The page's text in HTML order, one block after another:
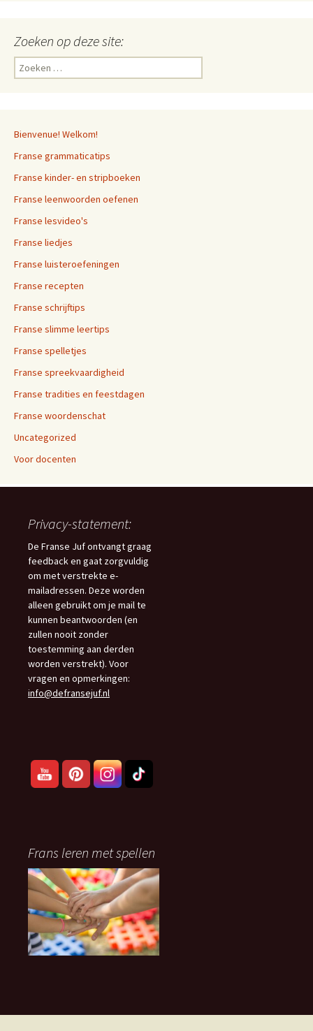
Zoeken op deze site:
Zoeken
naar:
Bienvenue! Welkom!
Franse grammaticatips
Franse kinder- en stripboeken
Franse leenwoorden oefenen
Franse lesvideo's
Franse liedjes
Franse luisteroefeningen
Franse recepten
Franse schrijftips
Franse slimme leertips
Franse spelletjes
Franse spreekvaardigheid
Franse tradities en feestdagen
Franse woordenschat
Uncategorized
Voor docenten
Privacy-statement:
De Franse Juf ontvangt graag
feedback en gaat zorgvuldig
om met verstrekte e-
mailadressen. Deze worden
alleen gebruikt om je mail te
kunnen beantwoorden (en
zullen nooit zonder
toestemming aan derden
worden verstrekt). Voor
vragen en opmerkingen:
info@defransejuf.nl
Frans leren met spellen